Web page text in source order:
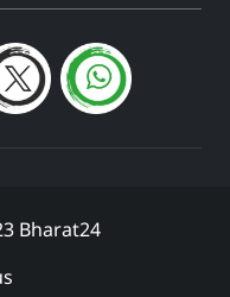
Bharat24